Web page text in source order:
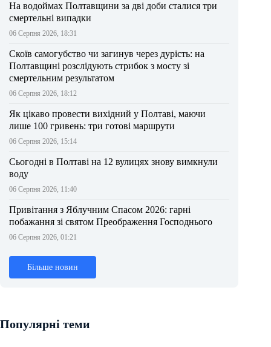
На водоймах Полтавщини за дві доби сталися три
смертельні випадки
06 Серпня 2026, 18:31
Скоїв самогубство чи загинув через дурість: на
Полтавщині розслідують стрибок з мосту зі
смертельним результатом
06 Серпня 2026, 18:12
Як цікаво провести вихідний у Полтаві, маючи
лише 100 гривень: три готові маршрути
06 Серпня 2026, 15:14
Сьогодні в Полтаві на 12 вулицях знову вимкнули
воду
06 Серпня 2026, 11:40
Привітання з Яблучним Спасом 2026: гарні
побажання зі святом Преображення Господнього
06 Серпня 2026, 01:21
Більше новин
Популярні теми